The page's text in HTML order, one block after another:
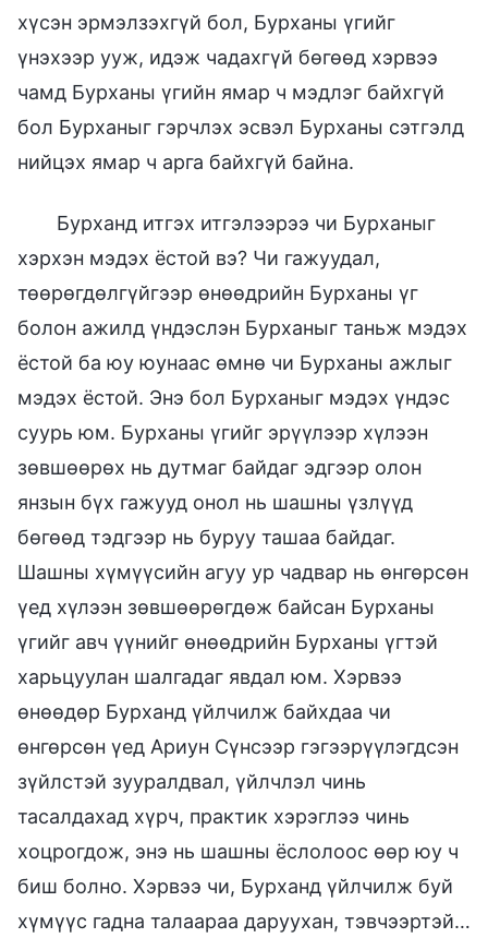
хүсэн эрмэлзэхгүй бол, Бурханы үгийг
үнэхээр ууж, идэж чадахгүй бөгөөд хэрвээ
чамд Бурханы үгийн ямар ч мэдлэг байхгүй
бол Бурханыг гэрчлэх эсвэл Бурханы сэтгэлд
нийцэх ямар ч арга байхгүй байна.
Бурханд итгэх итгэлээрээ чи Бурханыг
хэрхэн мэдэх ёстой вэ? Чи гажуудал,
төөрөгдөлгүйгээр өнөөдрийн Бурханы үг
болон ажилд үндэслэн Бурханыг таньж мэдэх
ёстой ба юу юунаас өмнө чи Бурханы ажлыг
мэдэх ёстой. Энэ бол Бурханыг мэдэх үндэс
суурь юм. Бурханы үгийг эрүүлээр хүлээн
зөвшөөрөх нь дутмаг байдаг эдгээр олон
янзын бүх гажууд онол нь шашны үзлүүд
бөгөөд тэдгээр нь буруу ташаа байдаг.
Шашны хүмүүсийн агуу ур чадвар нь өнгөрсөн
үед хүлээн зөвшөөрөгдөж байсан Бурханы
үгийг авч үүнийг өнөөдрийн Бурханы үгтэй
харьцуулан шалгадаг явдал юм. Хэрвээ
өнөөдөр Бурханд үйлчилж байхдаа чи
өнгөрсөн үед Ариун Сүнсээр гэгээрүүлэгдсэн
зүйлстэй зууралдвал, үйлчлэл чинь
тасалдахад хүрч, практик хэрэглээ чинь
хоцрогдож, энэ нь шашны ёслолоос өөр юу ч
биш болно. Хэрвээ чи, Бурханд үйлчилж буй
хүмүүс гадна талаараа даруухан, тэвчээртэй…